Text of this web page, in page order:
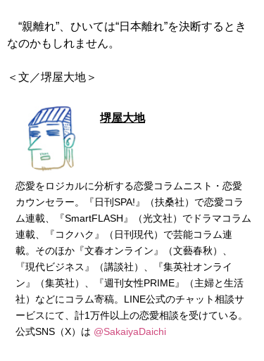
“親離れ”、ひいては“日本離れ”を決断するとき
なのかもしれません。
＜文／堺屋大地＞
堺屋大地
恋愛をロジカルに分析する恋愛コラムニスト・恋愛
カウンセラー。『日刊SPA!』（扶桑社）で恋愛コラ
ム連載、『SmartFLASH』（光文社）でドラマコラム
連載、『コクハク』（日刊現代）で芸能コラム連
載。そのほか『文春オンライン』（文藝春秋）、
『現代ビジネス』（講談社）、『集英社オンライ
ン』（集英社）、『週刊女性PRIME』（主婦と生活
社）などにコラム寄稿。LINE公式のチャット相談サ
ービスにて、計1万件以上の恋愛相談を受けている。
公式SNS（X）は @SakaiyaDaichi